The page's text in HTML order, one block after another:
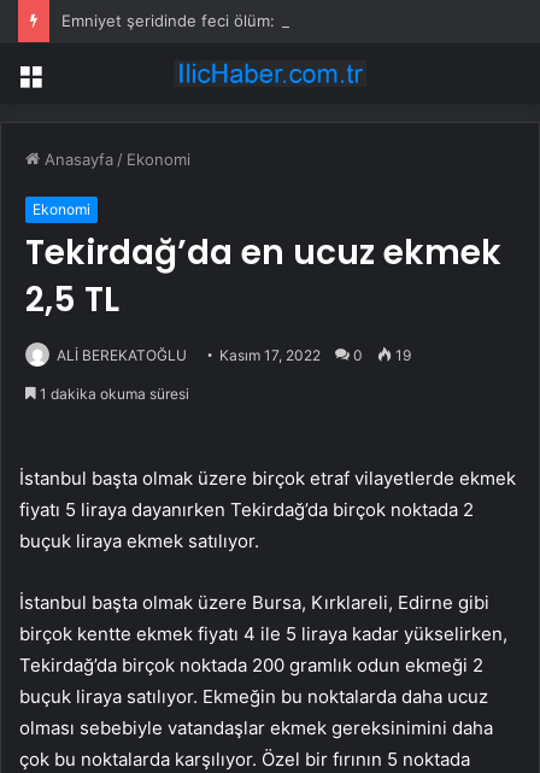
Menü
Anasayfa / Ekonomi
Ekonomi
Tekirdağ’da en ucuz ekmek
2,5 TL
ALİ BEREKATOĞLU Kasım 17, 2022 0 19
1 dakika okuma süresi
İstanbul başta olmak üzere birçok etraf vilayetlerde ekmek
fiyatı 5 liraya dayanırken Tekirdağ’da birçok noktada 2
buçuk liraya ekmek satılıyor.
İstanbul başta olmak üzere Bursa, Kırklareli, Edirne gibi
birçok kentte ekmek fiyatı 4 ile 5 liraya kadar yükselirken,
Tekirdağ’da birçok noktada 200 gramlık odun ekmeği 2
buçuk liraya satılıyor. Ekmeğin bu noktalarda daha ucuz
olması sebebiyle vatandaşlar ekmek gereksinimini daha
çok bu noktalarda karşılıyor. Özel bir fırının 5 noktada